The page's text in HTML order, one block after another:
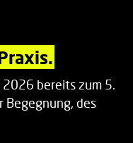
2026 bereits zum 5.
Begegnung, des